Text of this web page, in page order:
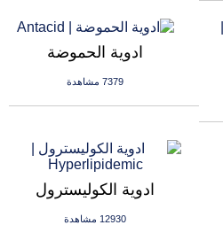
ادوية الحموضة
7379 مشاهدة
ادوية الكوليسترول
12930 مشاهدة